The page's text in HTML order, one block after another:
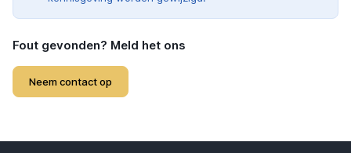
Fout gevonden? Meld het ons
Neem contact op